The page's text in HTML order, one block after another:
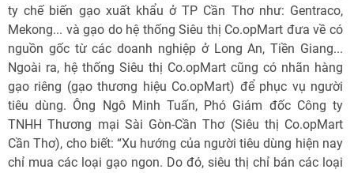
ty chế biến gạo xuất khẩu ở TP Cần Thơ như: Gentraco,
Mekong... và gạo do hệ thống Siêu thị Co.opMart đưa về có
nguồn gốc từ các doanh nghiệp ở Long An, Tiền Giang...
Ngoài ra, hệ thống Siêu thị Co.opMart cũng có nhãn hàng
gạo riêng (gạo thương hiệu Co.opMart) để phục vụ người
tiêu dùng. Ông Ngô Minh Tuấn, Phó Giám đốc Công ty
TNHH Thương mại Sài Gòn-Cần Thơ (Siêu thị Co.opMart
Cần Thơ), cho biết: “Xu hướng của người tiêu dùng hiện nay
chỉ mua các loại gạo ngon. Do đó, siêu thị chỉ bán các loại